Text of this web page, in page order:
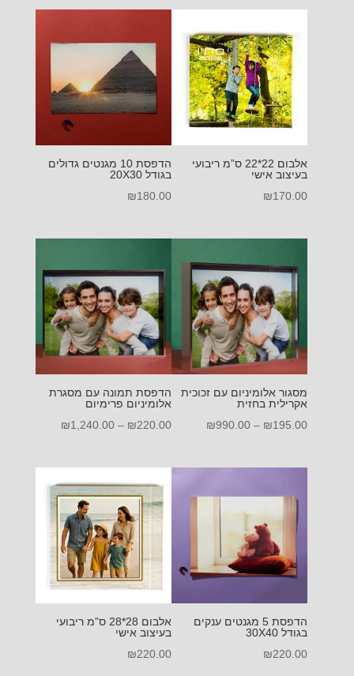
אלבום 22*22 ס”מ ריבועי
בעיצוב אישי
₪170.00
הדפסת 10 מגנטים גדולים
בגודל 20X30
₪180.00
מסגור אלומיניום עם זכוכית
אקרילית בחזית
₪195.00
–
₪990.00
⁦₪195.00⁩
הדפסת תמונה עם מסגרת
אלומיניום פרימיום
₪220.00
–
₪1,240.00
עד
הדפסת 5 מגנטים ענקים
בגודל 30X40
₪220.00
אלבום 28*28 ס”מ ריבועי
בעיצוב אישי
₪220.00